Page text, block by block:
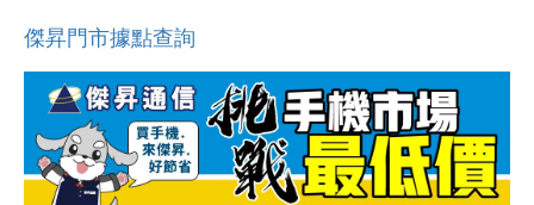
傑昇門市據點查詢